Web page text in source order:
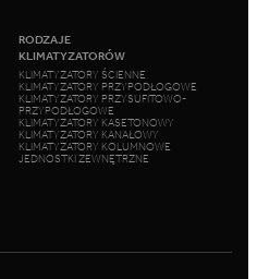
RODZAJE
KLIMATYZATORÓW
KLIMATYZATORY ŚCIENNE
KLIMATYZATORY PRZYPODŁOGOWE
KLIMATYZATORY PRZYSUFITOWO-
PRZYPODŁOGOWE
KLIMATYZATORY KASETONOWY
KLIMATYZATORY KANAŁOWY
KLIMATYZATORY KOLUMNOWE
JEDNOSTKI ZEWNĘTRZNE